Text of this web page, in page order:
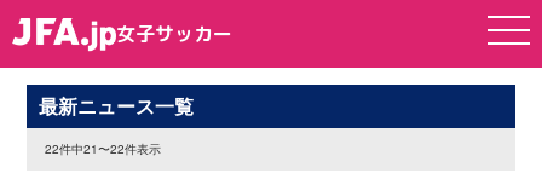
女子サッカー
女子サッカー
最新ニュース一覧
22件中21〜22件表示